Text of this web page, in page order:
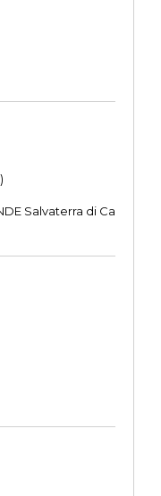
Salvaterra di Ca